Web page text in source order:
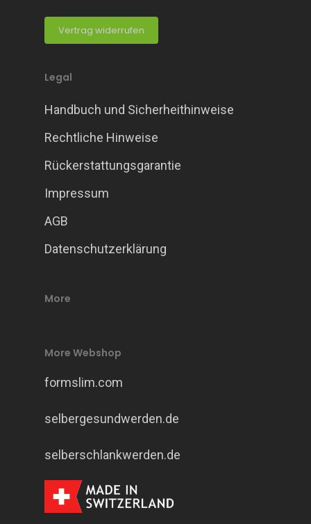
Vertrag widerrufen
Legal
Handbuch und Sicherheithinweise
Rechtliche Hinweise
Rückerstattungsgarantie
Impressum
AGB
Datenschutzerklärung
More
More Webshop
formslim.com
selbergesundwerden.de
selberschlankwerden.de